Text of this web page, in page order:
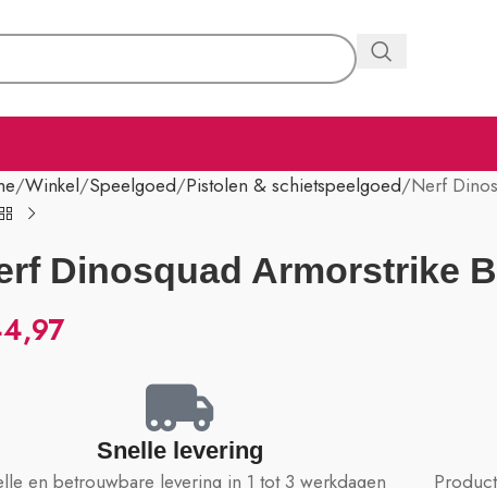
Winkel Speelgoed Pistolen & schietspeelgoed Nerf
Dinosquad Armorstrike
Snelle levering
en betrouwbare levering in 1 tot 3 werkdagen